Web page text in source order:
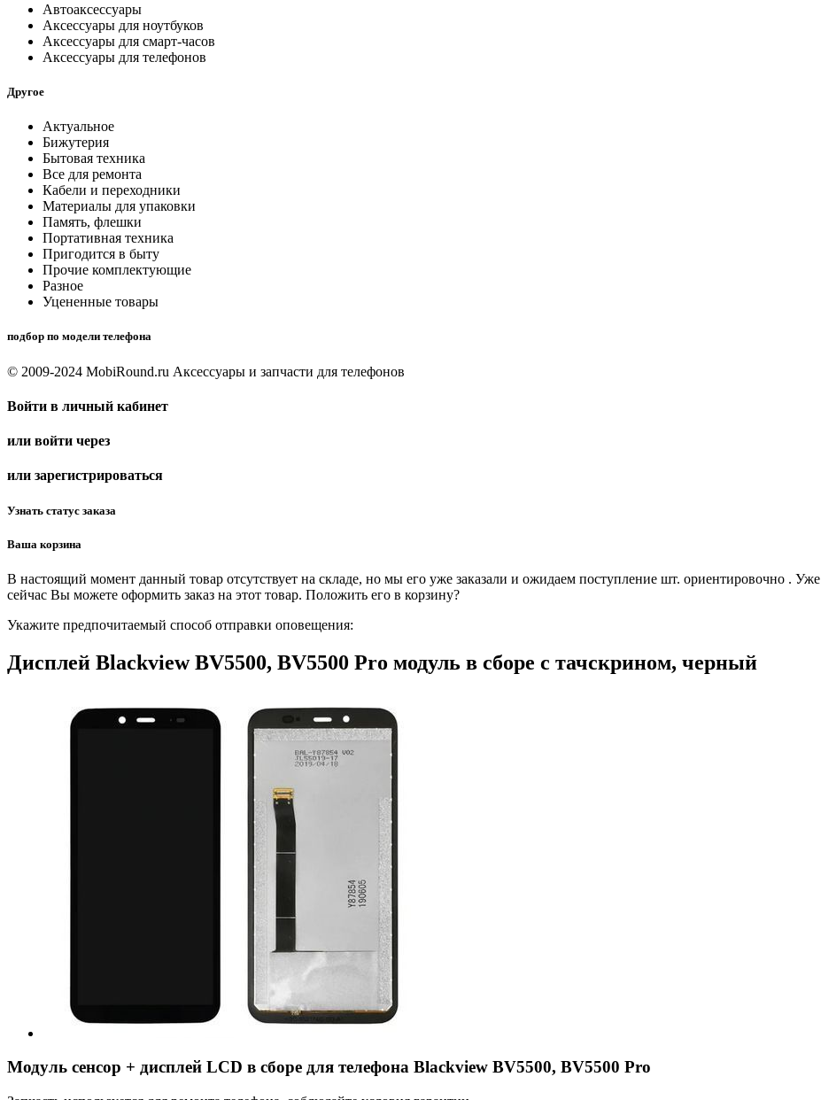
Автоаксессуары
Аксессуары для ноутбуков
Аксессуары для смарт-часов
Аксессуары для телефонов
Другое
Актуальное
Бижутерия
Бытовая техника
Все для ремонта
Кабели и переходники
Материалы для упаковки
Память, флешки
Портативная техника
Пригодится в быту
Прочие комплектующие
Разное
Уцененные товары
подбор по модели телефона
© 2009-2024 MobiRound.ru Аксессуары и запчасти для телефонов
Войти в личный кабинет
или войти через
или зарегистрироваться
Узнать статус заказа
Ваша корзина
В настоящий момент данный товар отсутствует на складе, но мы его уже заказали и ожидаем поступление шт. ориентировочно . Уже
сейчас Вы можете оформить заказ на этот товар. Положить его в корзину?
Укажите предпочитаемый способ отправки оповещения:
Дисплей Blackview BV5500, BV5500 Pro модуль в сборе с тачскрином, черный
Модуль сенсор + дисплей LCD в сборе для телефона Blackview BV5500, BV5500 Pro